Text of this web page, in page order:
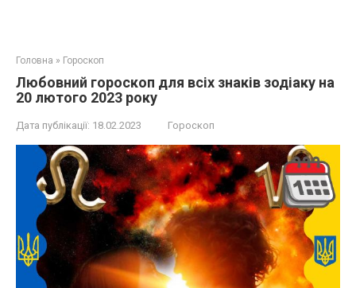
Головна » Гороскоп
Любовний гороскоп для всіх знаків зодіаку на
20 лютого 2023 року
Дата публікації: 18.02.2023 Гороскоп